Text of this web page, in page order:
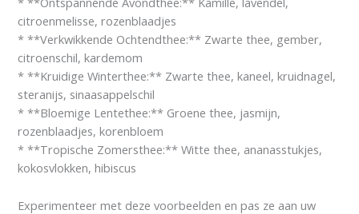
citroenmelisse, rozenblaadjes
* **Verkwikkende Ochtendthee:** Zwarte thee, gember,
citroenschil, kardemom
* **Kruidige Winterthee:** Zwarte thee, kaneel, kruidnagel,
steranijs, sinaasappelschil
* **Bloemige Lentethee:** Groene thee, jasmijn,
rozenblaadjes, korenbloem
* **Tropische Zomersthee:** Witte thee, ananasstukjes,
kokosvlokken, hibiscus
Experimenteer met deze voorbeelden en pas ze aan uw